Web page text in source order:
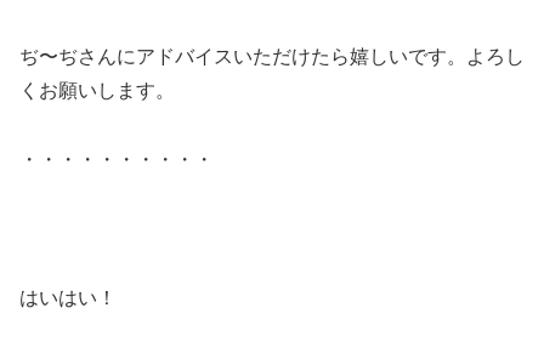
ぢ〜ぢさんにアドバイスいただけたら嬉しいです。よろし
くお願いします。
・・・・・・・・・・
はいはい！